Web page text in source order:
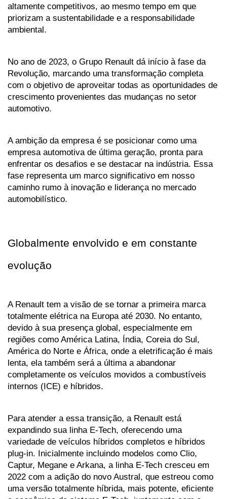
altamente competitivos, ao mesmo tempo em que
priorizam a sustentabilidade e a responsabilidade
ambiental.
No ano de 2023, o Grupo Renault dá início à fase da
Revolução, marcando uma transformação completa
com o objetivo de aproveitar todas as oportunidades de
crescimento provenientes das mudanças no setor
automotivo.
A ambição da empresa é se posicionar como uma
empresa automotiva de última geração, pronta para
enfrentar os desafios e se destacar na indústria. Essa
fase representa um marco significativo em nosso
caminho rumo à inovação e liderança no mercado
automobilístico.
Globalmente envolvido e em constante
evolução
A Renault tem a visão de se tornar a primeira marca
totalmente elétrica na Europa até 2030. No entanto,
devido à sua presença global, especialmente em
regiões como América Latina, Índia, Coreia do Sul,
América do Norte e África, onde a eletrificação é mais
lenta, ela também será a última a abandonar
completamente os veículos movidos a combustíveis
internos (ICE) e híbridos.
Para atender a essa transição, a Renault está
expandindo sua linha E-Tech, oferecendo uma
variedade de veículos híbridos completos e híbridos
plug-in. Inicialmente incluindo modelos como Clio,
Captur, Megane e Arkana, a linha E-Tech cresceu em
2022 com a adição do novo Austral, que estreou como
uma versão totalmente híbrida, mais potente, eficiente